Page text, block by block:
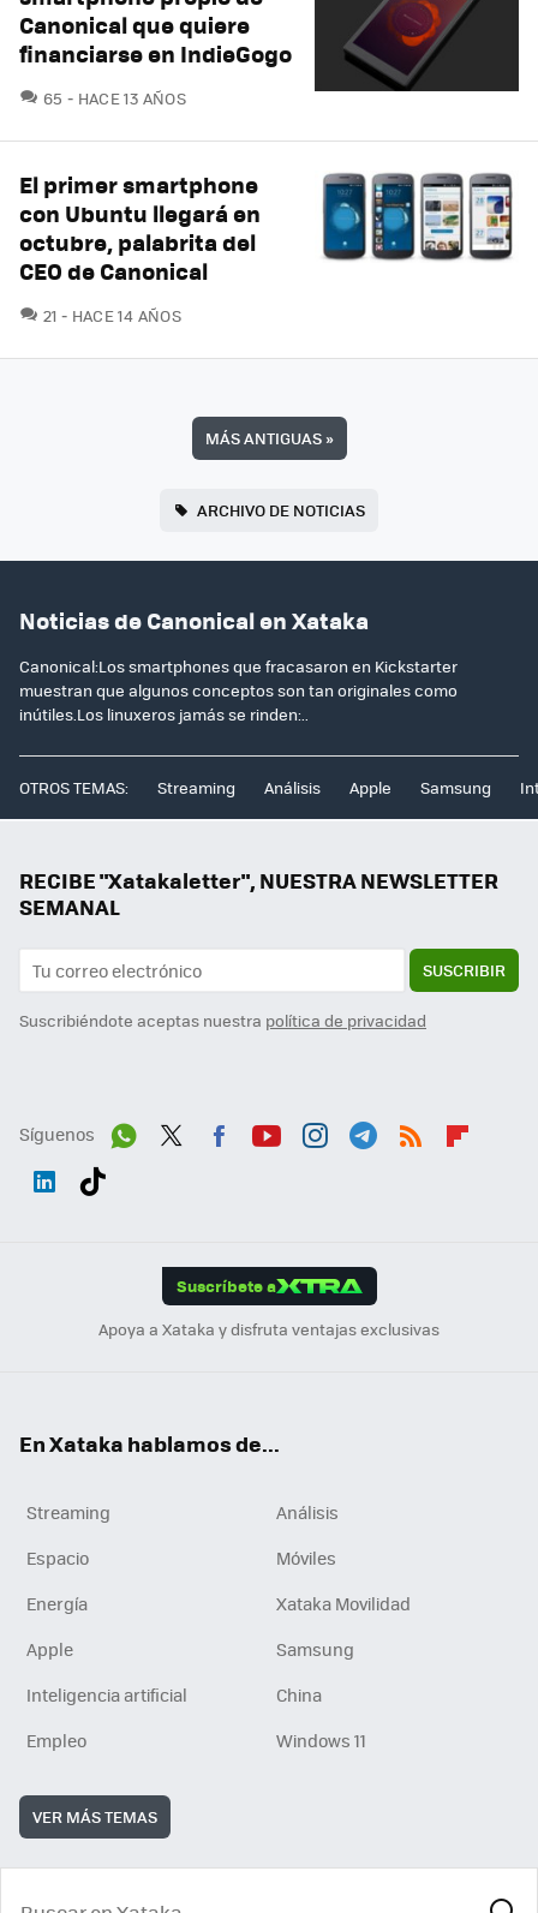
Canonical que quiere
financiarse en IndieGogo
65 COMENTARIOS
HACE 13 AÑOS
El primer smartphone
con Ubuntu llegará en
octubre, palabrita del
CEO de Canonical
21 COMENTARIOS
HACE 14 AÑOS
MÁS ANTIGUAS»
ARCHIVO DE NOTICIAS
Noticias de Canonical en Xataka
Canonical:Los smartphones que fracasaron en Kickstarter
muestran que algunos conceptos son tan originales como
inútiles.Los linuxeros jamás se rinden:..
OTROS TEMAS: Streaming Análisis Apple Samsung
RECIBE "Xatakaletter", NUESTRA NEWSLETTER
SEMANAL
SUSCRIBIR
Suscribiéndote aceptas nuestra política de privacidad
Síguenos
Suscríbete a
Apoya a Xataka y disfruta ventajas exclusivas
En Xataka hablamos de...
Streaming
Análisis
Espacio
Móviles
Energía
Xataka Movilidad
Apple
Samsung
Inteligencia artificial
China
Empleo
Windows 11
VER MÁS TEMAS